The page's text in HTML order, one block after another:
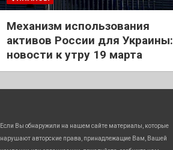
Механизм использования
активов России для Украины:
новости к утру 19 марта
Если Вы обнаружили на нашем сайте материалы, которые
нарушают авторские права, принадлежащие Вам, Вашей